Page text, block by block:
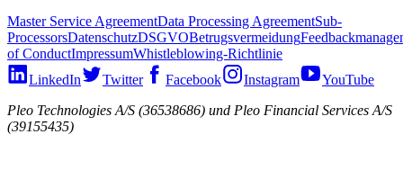
Master Service AgreementData Processing AgreementSub-
ProcessorsDatenschutzDSGVOBetrugsvermeidung
of ConductImpressumWhistleblowing-Richtlinie
LinkedIn
Twitter Facebook Instagram
YouTube
Pleo Technologies A/S (36538686) und Pleo Financial Services A/S
(39155435)